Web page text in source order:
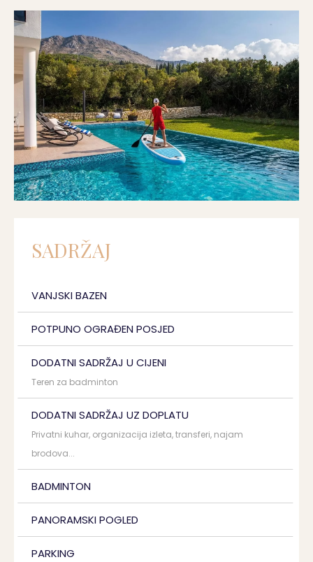
SADRŽAJ
VANJSKI BAZEN
POTPUNO OGRAĐEN POSJED
DODATNI SADRŽAJ U CIJENI
Teren za badminton
DODATNI SADRŽAJ UZ DOPLATU
Privatni kuhar, organizacija izleta, transferi, najam
brodova...
BADMINTON
PANORAMSKI POGLED
PARKING